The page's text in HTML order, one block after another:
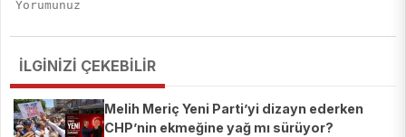
İLGİNİZİ ÇEKEBİLİR
Melih Meriç Yeni Parti’yi dizayn ederken
CHP’nin ekmeğine yağ mı sürüyor?